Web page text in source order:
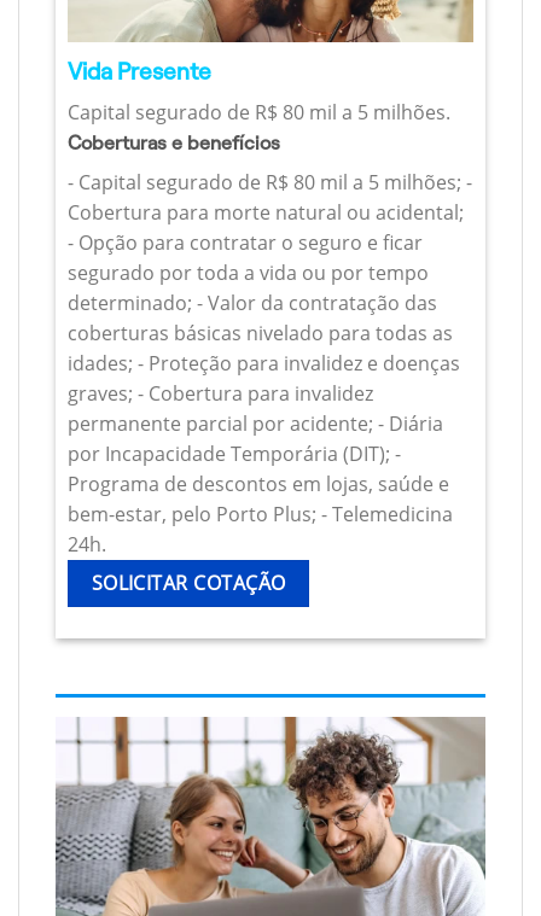
Vida Presente
Capital segurado de R$ 80 mil a 5 milhões.
Coberturas e benefícios
- Capital segurado de R$ 80 mil a 5 milhões; -
Cobertura para morte natural ou acidental;
- Opção para contratar o seguro e ficar
segurado por toda a vida ou por tempo
determinado; - Valor da contratação das
coberturas básicas nivelado para todas as
idades; - Proteção para invalidez e doenças
graves; - Cobertura para invalidez
permanente parcial por acidente; - Diária
por Incapacidade Temporária (DIT); -
Programa de descontos em lojas, saúde e
bem-estar, pelo Porto Plus; - Telemedicina
24h.
SOLICITAR COTAÇÃO